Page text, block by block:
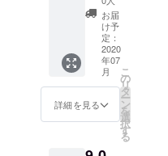
して送
らせて
頂きま
す。 ◆
お礼の
お返し
手順
1. 画
像デー
タを
頂きま
お届
け予
定：
2020
年07
月
詳細を見る
こ
の
リ
タ
ー
ン
を
選
択
す
る